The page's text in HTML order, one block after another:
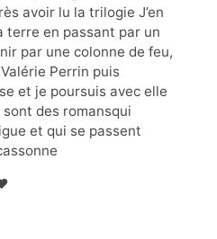
avoir lu la trilogie J’en
terre en passant par un
par une colonne de feu,
Perrin puis
et je poursuis avec elle
des romansqui
et qui se passent